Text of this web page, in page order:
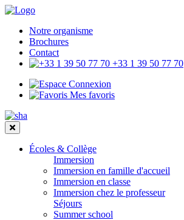
Notre organisme
Brochures
Contact
+33 1 39 50 77 70
Connexion
Mes favoris
Écoles & Collège
Immersion
Immersion en famille d'accueil
Immersion en classe
Immersion chez le professeur
Séjours
Summer school